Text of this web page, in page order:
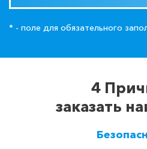
* - поле для обязательного
4
заказать